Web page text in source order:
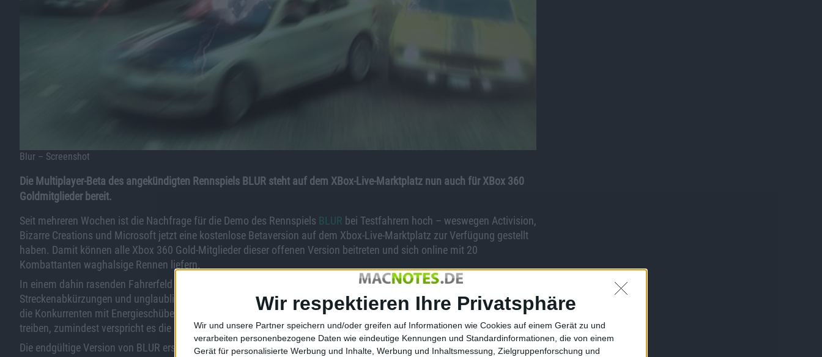
Wir respektieren Ihre Privatsphäre
Wir und unsere Partner speichern und/oder greifen auf Informationen wie Cookies auf einem Gerät zu und
verarbeiten personenbezogene Daten wie eindeutige Kennungen und Standardinformationen, die von einem
Gerät für personalisierte Werbung und Inhalte, Werbung und Inhaltsmessung, Zielgruppenforschung und
Blur – Screenshot
Die Multiplayer-Beta des angekündigten Rennspiels BLUR steht auf dem XBox-Live-Marktplatz nun auch für XBox 360
Goldmitglieder bereit.
Seit mehreren Wochen ist die Nachfrage für die Demo des Rennspiels BLUR bei Testfahrern hoch – weswegen Activision,
Bizarre Creations und Microsoft jetzt eine kostenlose Betaversion auf dem Xbox-Live-Marktplatz zur Verfügung gestellt
haben. Damit können alle Xbox 360 Gold-Mitglieder dieser offenen Version beitreten und sich online mit 20
Kombattanten waghalsige Rennen liefern.
In einem dahin rasenden Fahrerfeld brettert Ihr der Ziellinie entgegen, nicht ohne jähe Kurven, ausgekochte
Streckenabkürzungen und unglaubliche Kapriolen mitzunehmen. Unterwegs können Power-Ups gesammelt werden, um
die Konkurrenten mit Energieschüben aus der Bahn zu werfen und um das eigene Tempo bis an die äußerste Grenze zu
treiben, zumindest verspricht es die Pressemitteilung so.
Die endgültige Version von BLUR erscheint am 27. Mai 2010 für Xbox 360, PlayStation 3 und PC.